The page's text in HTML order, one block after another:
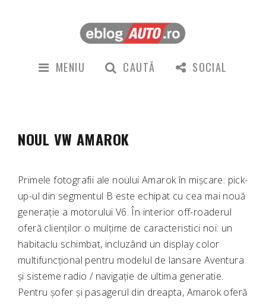
MENIU CAUTĂ SOCIAL
NOUL VW AMAROK
Primele fotografii ale noului Amarok în mișcare: pick-
up-ul din segmentul B este echipat cu cea mai nouă
generație a motorului V6. În interior off-roaderul
oferă clienților o mulțime de caracteristici noi: un
habitaclu schimbat, incluzând un display color
multifuncțional pentru modelul de lansare Aventura
și sisteme radio / navigație de ultima generatie.
Pentru șofer și pasagerul din dreapta, Amarok oferă